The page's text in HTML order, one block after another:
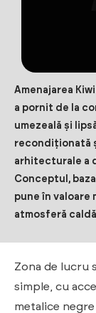
Amenajarea
a pornit de la
umezeală și
recondiționată
arhitecturale a
Conceptul,
pune în valoare
atmosferă
Zona de lucru
simple, cu
metalice